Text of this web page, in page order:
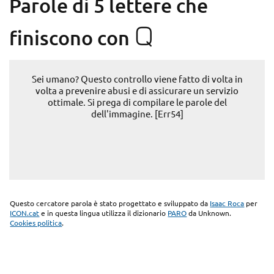
Parole di 5 lettere che
finiscono con Q
Sei umano? Questo controllo viene fatto di volta in
volta a prevenire abusi e di assicurare un servizio
ottimale. Si prega di compilare le parole del
dell'immagine. [Err54]
Questo cercatore parola è stato progettato e sviluppato da Isaac Roca per
ICON.cate in questa lingua utilizza il dizionario PAROda Unknown.
Cookies politica.